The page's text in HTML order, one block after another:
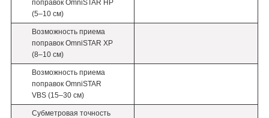
поправок OmniSTAR HP
(5–10 см)
Возможность приема
поправок OmniSTAR XP
(8–10 см)
Возможность приема
поправок OmniSTAR
VBS (15–30 см)
Субметровая точность